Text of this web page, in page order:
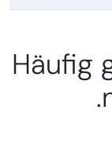
Häufig